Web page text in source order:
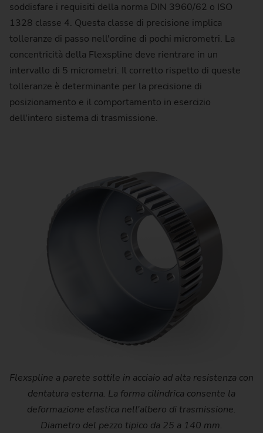
Flexspline a parete sottile in acciaio ad alta resistenza con
dentatura esterna. La forma cilindrica consente la
deformazione elastica nell'albero di trasmissione.
Diametro del pezzo tipico da 25 a 140 mm.
soddisfare i requisiti della norma DIN 3960/62 o ISO
1328 classe 4. Questa classe di precisione implica
tolleranze di passo nell'ordine di pochi micrometri. La
concentricità della Flexspline deve rientrare in un
intervallo di 5 micrometri. Il corretto rispetto di queste
tolleranze è determinante per la precisione di
posizionamento e il comportamento in esercizio
dell'intero sistema di trasmissione.